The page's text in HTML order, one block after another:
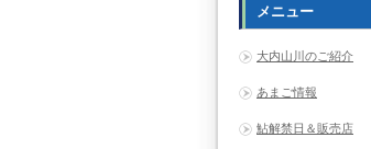
メニュー
大内山川のご紹介
あまご情報
鮎解禁日＆販売店